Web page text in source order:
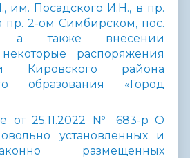
им. Посадского И.Н., в пр.
пр. 2-ом Симбирском, пос.
а также внесении
распоряжения
Кировского района
образования «Город
от 25.11.2022 № 683-р О
установленных и
размещенных